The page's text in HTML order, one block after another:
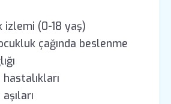
izlemi (0-18 yaş)
çağında beslenme
hastalıkları